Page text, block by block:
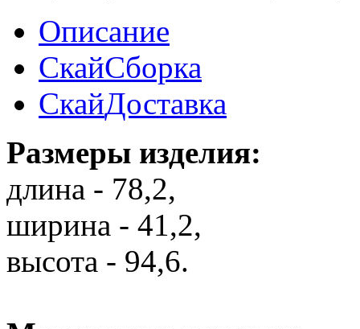
Описание
СкайСборка
СкайДоставка
Размеры изделия:
длина - 78,2,
ширина - 41,2,
высота - 94,6.